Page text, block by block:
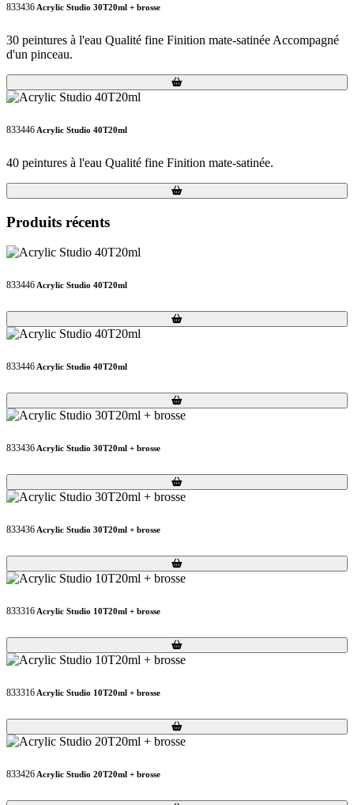
833436 Acrylic Studio 30T20ml + brosse
30 peintures à l'eau Qualité fine Finition mate-satinée Accompagné
d'un pinceau.
Loading...
Loading...
833446 Acrylic Studio 40T20ml
40 peintures à l'eau Qualité fine Finition mate-satinée.
Loading...
Loading...
Produits récents
833446 Acrylic Studio 40T20ml
Loading...
Loading...
833446 Acrylic Studio 40T20ml
Loading...
Loading...
833436 Acrylic Studio 30T20ml + brosse
Loading...
Loading...
833436 Acrylic Studio 30T20ml + brosse
Loading...
Loading...
833316 Acrylic Studio 10T20ml + brosse
Loading...
Loading...
833316 Acrylic Studio 10T20ml + brosse
Loading...
Loading...
833426 Acrylic Studio 20T20ml + brosse